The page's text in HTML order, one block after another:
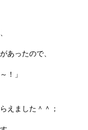
あったので、
！」
えました＾＾；